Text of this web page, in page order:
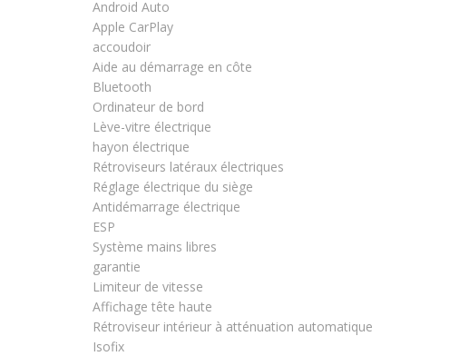
Android Auto
Apple CarPlay
accoudoir
Aide au démarrage en côte
Bluetooth
Ordinateur de bord
Lève-vitre électrique
hayon électrique
Rétroviseurs latéraux électriques
Réglage électrique du siège
Antidémarrage électrique
ESP
Système mains libres
garantie
Limiteur de vitesse
Affichage tête haute
Rétroviseur intérieur à atténuation automatique
Isofix